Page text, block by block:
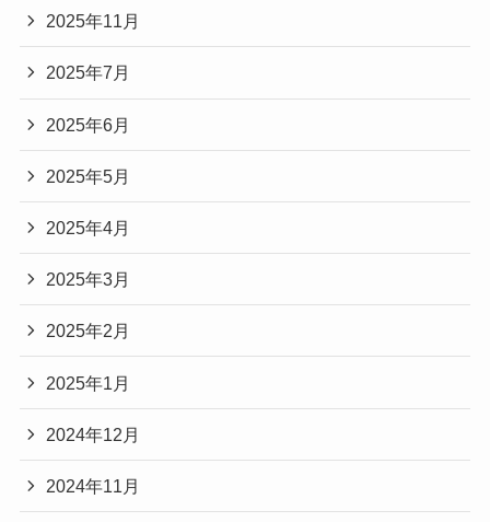
2025年11月
2025年7月
2025年6月
2025年5月
2025年4月
2025年3月
2025年2月
2025年1月
2024年12月
2024年11月